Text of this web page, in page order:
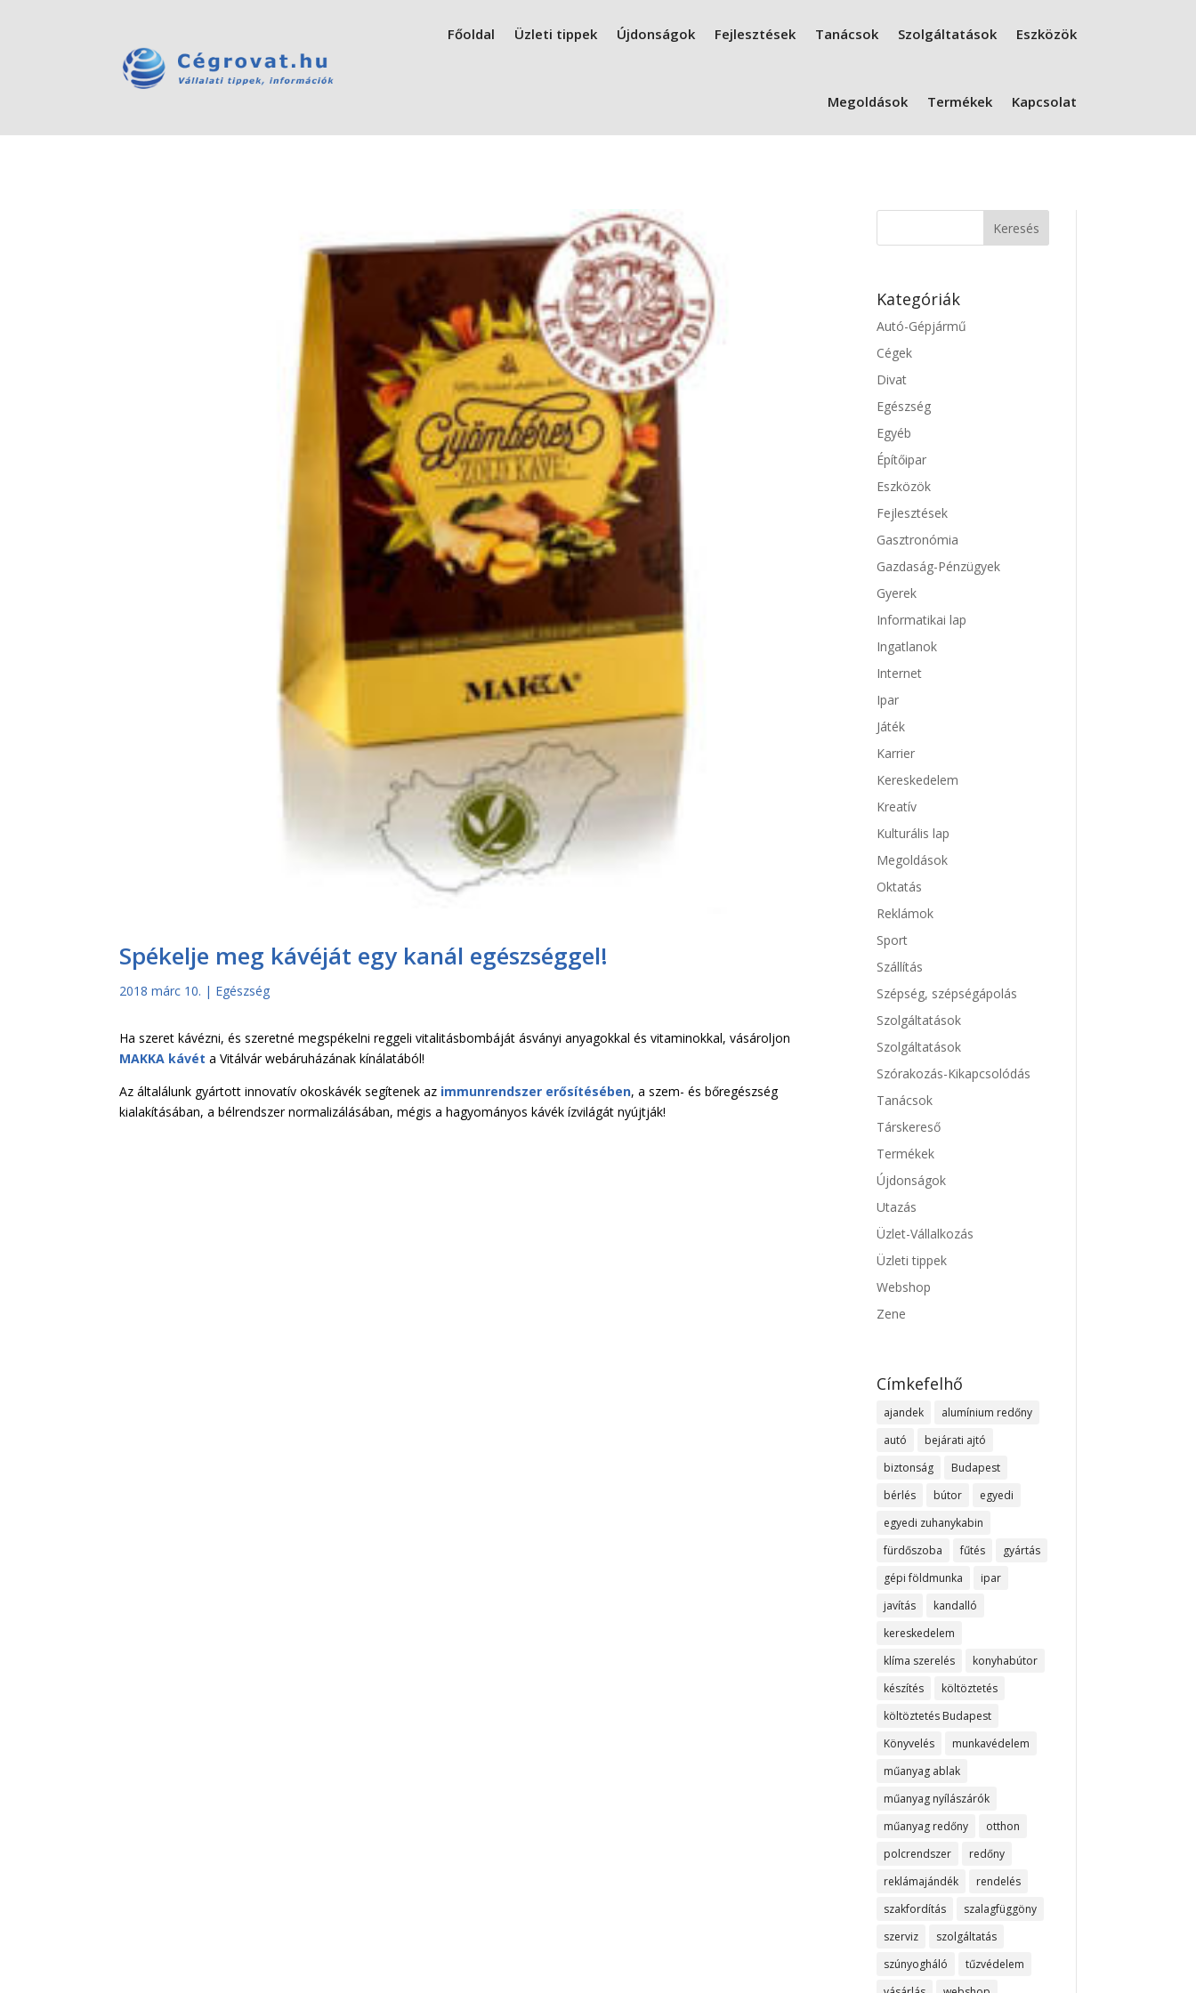
Főoldal Üzleti tippek Újdonságok Fejlesztések Tanácsok Szolgáltatások Eszközök
Megoldások Termékek Kapcsolat
Spékelje meg kávéját egy kanál egészséggel!
2018 márc 10. | Egészség
Ha szeret kávézni, és szeretné megspékelni reggeli vitalitásbombáját ásványi anyagokkal és vitaminokkal, vásároljon
MAKKA kávét a Vitálvár webáruházának kínálatából!
Az általálunk gyártott innovatív okoskávék segítenek az immunrendszer erősítésében, a szem- és bőregészség
kialakításában, a bélrendszer normalizálásában, mégis a hagyományos kávék ízvilágát nyújtják!
Kategóriák
Autó-Gépjármű
Cégek
Divat
Egészség
Egyéb
Építőipar
Eszközök
Fejlesztések
Gasztronómia
Gazdaság-Pénzügyek
Gyerek
Informatikai lap
Ingatlanok
Internet
Ipar
Játék
Karrier
Kereskedelem
Kreatív
Kulturális lap
Megoldások
Oktatás
Reklámok
Sport
Szállítás
Szépség, szépségápolás
Szolgáltatások
Szolgáltatások
Szórakozás-Kikapcsolódás
Tanácsok
Társkereső
Termékek
Újdonságok
Utazás
Üzlet-Vállalkozás
Üzleti tippek
Webshop
Zene
Címkefelhő
ajandek
alumínium redőny
autó
bejárati ajtó
biztonság
Budapest
bérlés
bútor
egyedi
egyedi zuhanykabin
fürdőszoba
fűtés
gyártás
gépi földmunka
ipar
javítás
kandalló
kereskedelem
klíma szerelés
konyhabútor
készítés
költöztetés
költöztetés Budapest
Könyvelés
munkavédelem
műanyag ablak
műanyag nyílászárók
műanyag redőny
otthon
polcrendszer
redőny
reklámajándék
rendelés
szakfordítás
szalagfüggöny
szerviz
szolgáltatás
szúnyogháló
tűzvédelem